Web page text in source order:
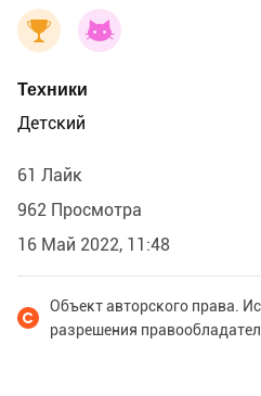
Техники
Детский
61 Лайк
962 Просмотра
16 Май 2022, 11:48
Объект авторского права.
разрешения